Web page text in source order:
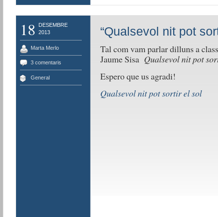
18
DESEMBRE
2013
Marta Merlo
3 comentaris
General
“Qualsevol nit pot
Tal com vam parlar dilluns a
Jaume Sisa Qualsevol nit pot
Espero que us agradi!
Qualsevol nit pot sortir el sol